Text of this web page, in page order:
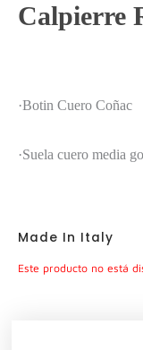
Calpierre
·Botin Cuero Coñac
·Suela cuero media
Made In Italy
Este producto no está